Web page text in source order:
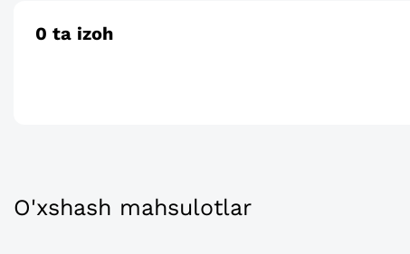
0 ta izoh
O'xshash mahsulotlar